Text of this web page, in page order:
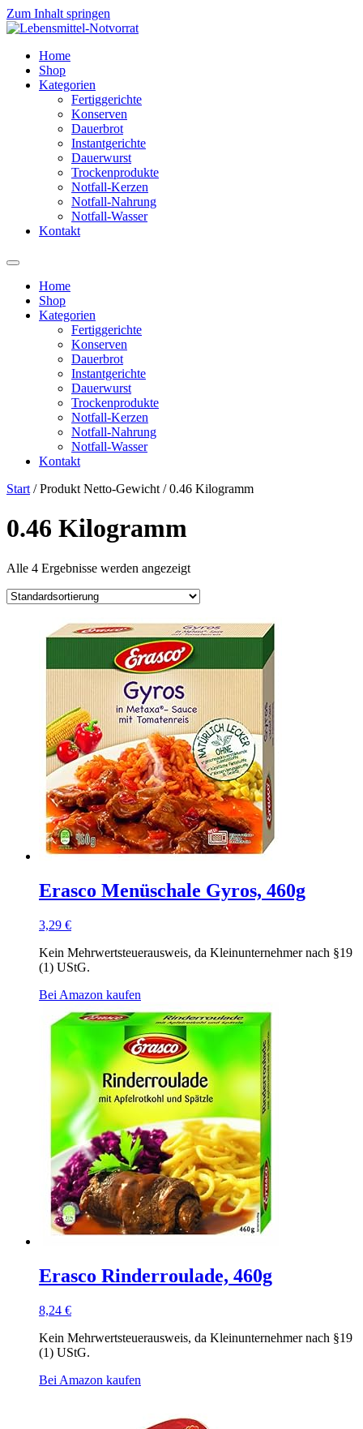
Zum Inhalt springen
Home
Shop
Kategorien
Fertiggerichte
Konserven
Dauerbrot
Instantgerichte
Dauerwurst
Trockenprodukte
Notfall-Kerzen
Notfall-Nahrung
Notfall-Wasser
Kontakt
Home
Shop
Kategorien
Fertiggerichte
Konserven
Dauerbrot
Instantgerichte
Dauerwurst
Trockenprodukte
Notfall-Kerzen
Notfall-Nahrung
Notfall-Wasser
Kontakt
Start / Produkt Netto-Gewicht / ‎0.46 Kilogramm
‎0.46 Kilogramm
Alle 4 Ergebnisse werden angezeigt
Erasco Menüschale Gyros, 460g
3,29 €
Kein Mehrwertsteuerausweis, da Kleinunternehmer nach §19
(1) UStG.
Bei Amazon kaufen
Erasco Rinderroulade, 460g
8,24 €
Kein Mehrwertsteuerausweis, da Kleinunternehmer nach §19
(1) UStG.
Bei Amazon kaufen